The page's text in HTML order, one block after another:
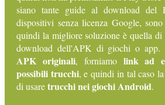
siano tante guide al download del
dispositivi senza licenza Google,
quindi la migliore soluzione è quella di
download dell'APK di giochi o app.
APK originali, forniamo link ad
possibili trucchi, e quindi in tal caso
di usaretrucchi nei giochi Android.